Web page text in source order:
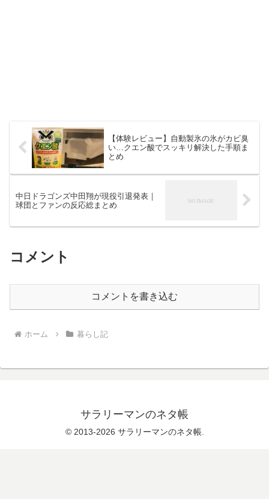
【体験レビュー】自動製氷の氷がカビ臭
い…クエン酸でスッキリ解決した手順ま
とめ
中日ドラゴンズ中田翔が現役引退発表｜
球団とファンの反応総まとめ
コメント
コメントを書き込む
ホーム 暮らし記
サラリーマンのネタ帳
© 2013-2026 サラリーマンのネタ帳.